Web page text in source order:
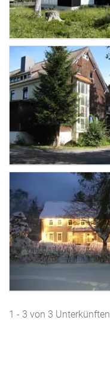
1 - 3 von 3 Unterkünften